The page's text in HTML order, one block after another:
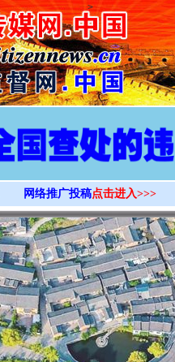
>
网络推广投稿点击进入>>>